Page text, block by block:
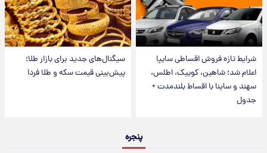
شرایط تازه فروش اقساطی سایپا
اعلام شد؛ شاهین، کوییک، اطلس،
سهند و ساینا با اقساط بلندمدت +
جدول
سیگنال‌های جدید برای بازار طلا؛
پیش‌بینی قیمت سکه و طلا فردا
پنجره